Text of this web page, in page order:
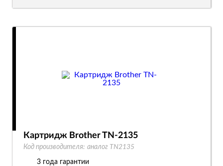
Картридж Brother TN-2135
Код производителя: аналог TN2135
3 года гарантии